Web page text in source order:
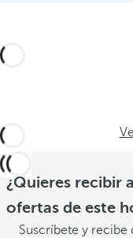
¿Quieres recibir
ofertas de este
Suscríbete y recibe